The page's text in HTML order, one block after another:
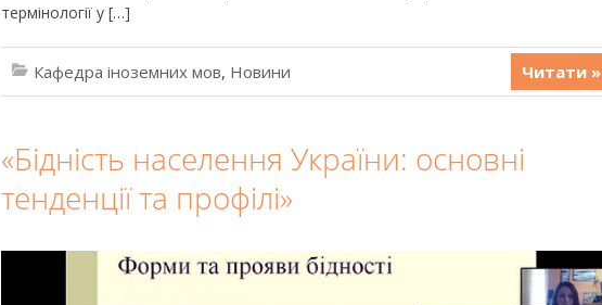
термінології у […]
Кафедра іноземних мов, Новини Читати »
«Бідність населення України: основні
тенденції та профілі»